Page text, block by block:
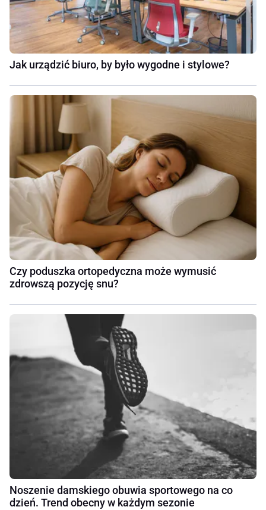
Jak urządzić biuro, by było wygodne i stylowe?
Czy poduszka ortopedyczna może wymusić
zdrowszą pozycję snu?
Noszenie damskiego obuwia sportowego na co
dzień. Trend obecny w każdym sezonie